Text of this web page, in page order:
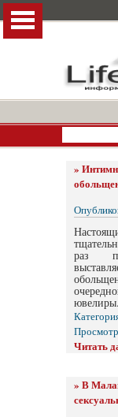
»
раз
ювелиры.
Читать
» В